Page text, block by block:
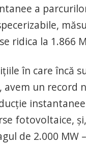
a
ridica la 1.866
în care încă
avem un record
fotovoltaice,
de 2.000 MW